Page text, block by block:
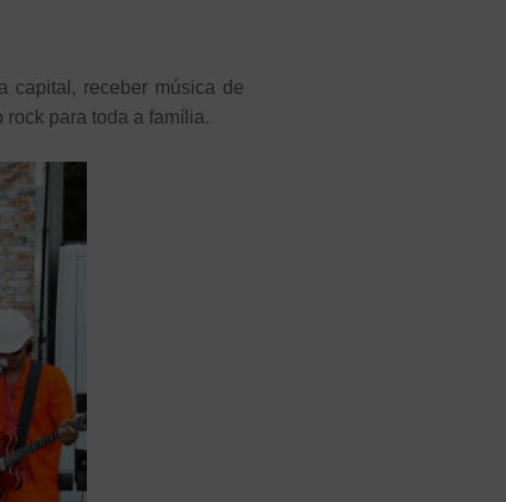
capital, receber música de
rock para toda a família.